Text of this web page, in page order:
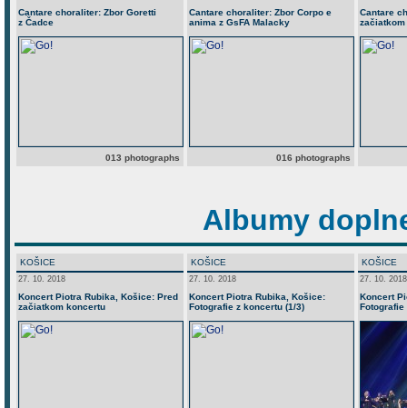
Cantare choraliter: Zbor Goretti
z Čadce
013 photographs
Cantare choraliter: Zbor Corpo e
anima z GsFA Malacky
016 photographs
Cantare
Albumy
KOŠICE
27. 10. 2018
Koncert Piotra Rubika, Košice: Pred
začiatkom koncertu
KOŠICE
27. 10. 2018
Koncert Piotra Rubika, Košice:
Fotografie z koncertu (1/3)
KOŠICE
27. 10. 2018
Koncert
Fotografie